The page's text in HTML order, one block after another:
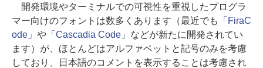
開発環境やターミナルでの可視性を重視したプログラ
マー向けのフォントは数多くあります（最近でも
「FiraC
ode」 や「Cascadia Code」 などが新たに開発されてい
ます）が、ほとんどはアルファベットと記号のみを考慮
しており、日本語のコメントを表示することは考慮され